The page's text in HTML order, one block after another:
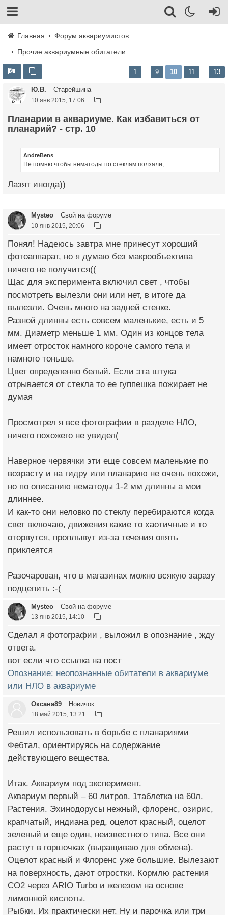
Главная
Форум аквариумистов
Прочие аквариумные обитатели
1 9 10 11 13
Ю.В. Старейшина
10 янв 2015, 17:06
Планарии в аквариуме. Как избавиться от
планарий? - стр. 10
AndreBens
Не помню чтобы нематоды по стеклам ползали,
Лазят иногда))
Mysteo Свой на форуме
10 янв 2015, 20:06
Понял! Надеюсь завтра мне принесут хороший
фотоаппарат, но я думаю без макрообъектива
ничего не получится((
Щас для эксперимента включил свет , чтобы
посмотреть вылезли они или нет, в итоге да
вылезли. Очень много на задней стенке.
Разной длинны есть совсем маленькие, есть и 5
мм. Диаметр меньше 1 мм. Один из концов тела
имеет отросток намного короче самого тела и
намного тоньше.
Цвет определенно белый. Если эта штука
отрывается от стекла то ее гуппешка пожирает не
думая
Просмотрел я все фотографии в разделе НЛО,
ничего похожего не увидел(
Наверное червячки эти еще совсем маленькие по
возрасту и на гидру или планарию не очень похожи,
но по описанию нематоды 1-2 мм длинны а мои
длиннее.
И как-то они неловко по стеклу перебираются когда
свет включаю, движения какие то хаотичные и то
оторвутся, проплывут из-за течения опять
приклеятся
Разочарован, что в магазинах можно всякую заразу
подцепить :-(
Mysteo Свой на форуме
13 янв 2015, 14:10
Сделал я фотографии , выложил в опознание , жду
ответа.
вот если что ссылка на пост
Опознание: неопознанные обитатели в аквариуме
или НЛО в аквариуме
Оксана89 Новичок
18 май 2015, 13:21
Решил использовать в борьбе с планариями
Фебтал, ориентируясь на содержание
действующего вещества.
Итак. Аквариум под эксперимент.
Аквариум первый – 60 литров. 1таблетка на 60л.
Растения. Эхинодорусы нежный, флоренс, озирис,
крапчатый, индиана ред, оцелот красный, оцелот
зеленый и еще один, неизвестного типа. Все они
растут в горшочках (выращиваю для обмена).
Оцелот красный и Флоренс уже большие. Вылезают
на поверхность, дают отростки. Кормлю растения
СО2 через ARIO Turbo и железом на основе
лимонной кислоты.
Рыбки. Их практически нет. Ну и парочка или три